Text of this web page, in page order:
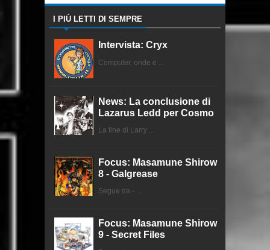
I PIÙ LETTI DI SEMPRE
Intervista: Cryx
Computer, onde e ...
News: La conclusione di
Lazarus Ledd per Cosmo
La fine di Larry ...
Focus: Masamune Shirow
8 - Galgrease
Segue da - ...
Focus: Masamune Shirow
9 - Secret Files